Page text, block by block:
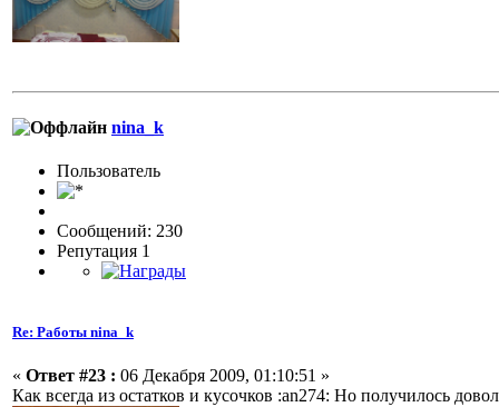
nina_k
Пользовaтeль
Сообщений: 230
Репутация 1
Re: Работы nina_k
« Ответ #23 : 06 Декабря 2009, 01:10:51 »
Как всегда из остатков и кусочков :an274: Но получилось